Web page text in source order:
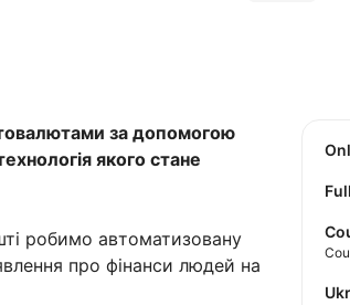
за допомогою
якого стане
робимо автоматизовану
про фінанси людей на